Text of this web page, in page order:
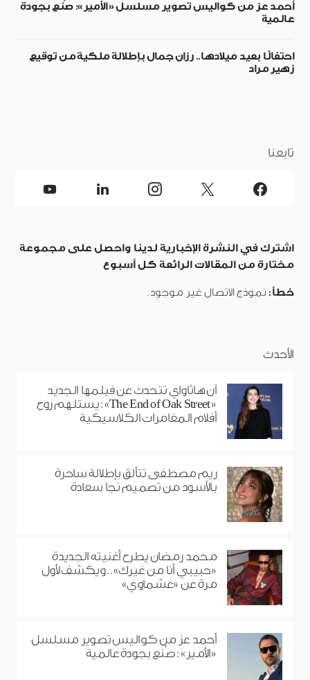
أحمد عز من كواليس تصوير مسلسل «الأمير»: صُنع بجودة
عالمية
احتفالًا بعيد ميلادها.. رزان جمال بإطلالة ملكية من توقيع
زهير مراد
تابعنا
اشترك في النشرة الإخبارية لدينا واحصل على مجموعة
مختارة من المقالات الرائعة كل أسبوع
خطأ: نموذج الاتصال غير موجود.
الأحدث
آن هاثاواي تتحدث عن فيلمها الجديد
«The End of Oak Street»: يستلهم روح
أفلام المغامرات الكلاسيكية
ريم مصطفى تتألق بإطلالة ساحرة
بالأسود من تصميم نجا سعادة
محمد رمضان يطرح أغنيته الجديدة
«حبيبي أنا من غيرك».. ويكشف لأول
مرة عن «عشماوي»
أحمد عز من كواليس تصوير مسلسل
«الأمير»: صُنع بجودة عالمية